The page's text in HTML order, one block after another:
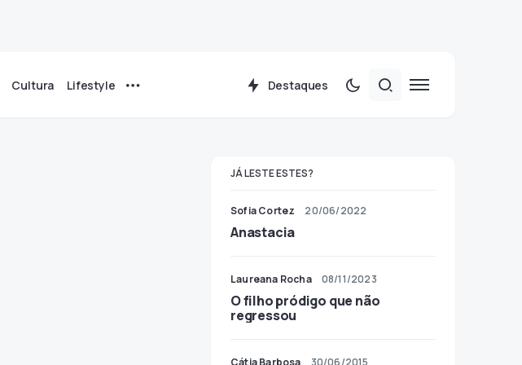
Cultura Lifestyle Destaques
JÁ LESTE ESTES?
Sofia Cortez 20/06/2022
Anastacia
Laureana Rocha 08/11/2023
O filho pródigo que não
regressou
Cátia Barbosa 30/06/2015